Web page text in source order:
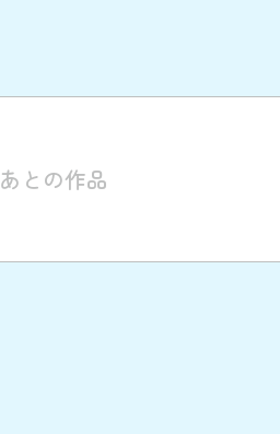
あとの作品